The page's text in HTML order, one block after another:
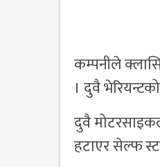
कम्पनीले
। दुवै
दुवै
हटाएर सेल्फ